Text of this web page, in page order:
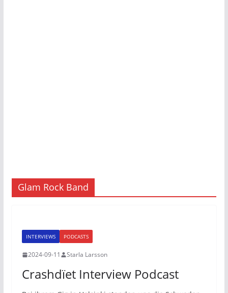
Glam Rock Band
INTERVIEWS PODCASTS
2024-09-11 Starla Larsson
Crashdïet Interview Podcast